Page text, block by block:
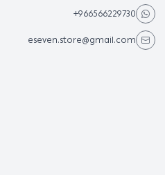
+966566229730
eseven.store@gmail.com